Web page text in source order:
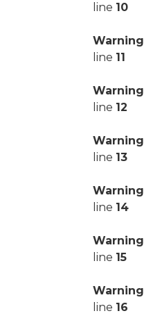
line 10
Warning
line 11
Warning
line 12
Warning
line 13
Warning
line 14
Warning
line 15
Warning
line 16